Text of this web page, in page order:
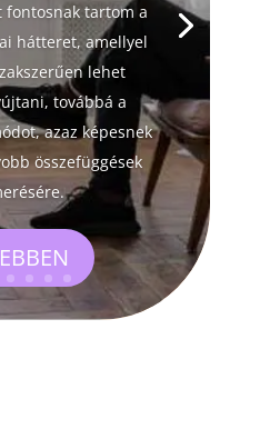
tartom a
hátteret, amellyel
lehet
továbbá a
azaz képesnek
összefüggések